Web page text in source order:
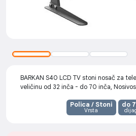
BARKAN S40 LCD TV stoni nosač za
veličinu od 32 inča - do 70 inča,
Polica / Stoni
Vrsta
do